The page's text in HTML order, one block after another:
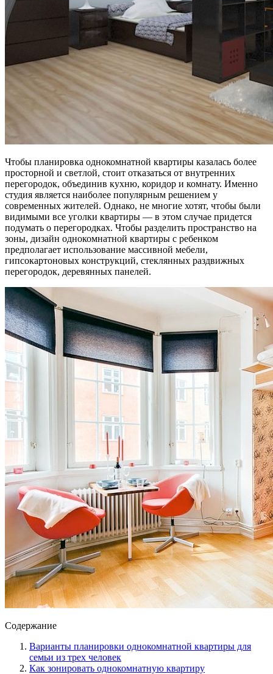
Чтобы планировка однокомнатной квартиры казалась более
просторной и светлой, стоит отказаться от внутренних
перегородок, объединив кухню, коридор и комнату. Именно
студия является наиболее популярным решением у
современных жителей. Однако, не многие хотят, чтобы были
видимыми все уголки квартиры — в этом случае придется
подумать о перегородках. Чтобы разделить пространство на
зоны, дизайн однокомнатной квартиры с ребенком
предполагает использование массивной мебели,
гипсокартоновых конструкций, стеклянных раздвижных
перегородок, деревянных панелей.
Содержание
Варианты планировки однокомнатной квартиры для
семьи из трех человек
Как зонировать однокомнатную квартиру